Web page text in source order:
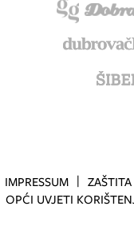
IMPRESSUM
OPĆI UVJETI